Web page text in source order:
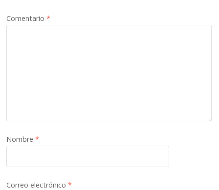
Comentario*
Nombre*
Correo electrónico*